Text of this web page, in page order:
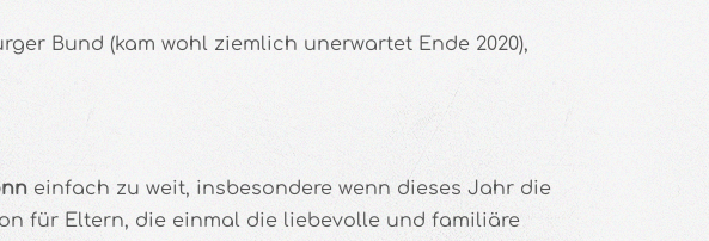
Bund (kam wohl ziemlich unerwartet Ende 2020),
einfach zu weit, insbesondere wenn dieses Jahr die
für Eltern, die einmal die liebevolle und familiäre